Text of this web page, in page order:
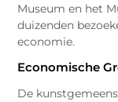
Museum en het
duizenden
economie.
Economische
De